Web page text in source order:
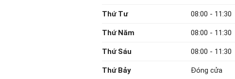
Thứ Tư 08:00 - 11:30
Thứ Năm 08:00 - 11:30
Thứ Sáu 08:00 - 11:30
Thứ Bảy Đóng cửa